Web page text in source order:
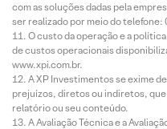
com as soluções dadas pela
ser realizado por meio do telefone:
O custo da operação e a
de custos operacionais
www.xpi.com.br.
A XP Investimentos se exime
prejuízos, diretos ou indiretos,
relatório ou seu conteúdo.
A Avaliação Técnica e a